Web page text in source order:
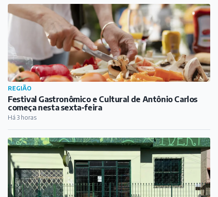
REGIÃO
Festival Gastronômico e Cultural de Antônio Carlos
começa nesta sexta-feira
Há 3 horas